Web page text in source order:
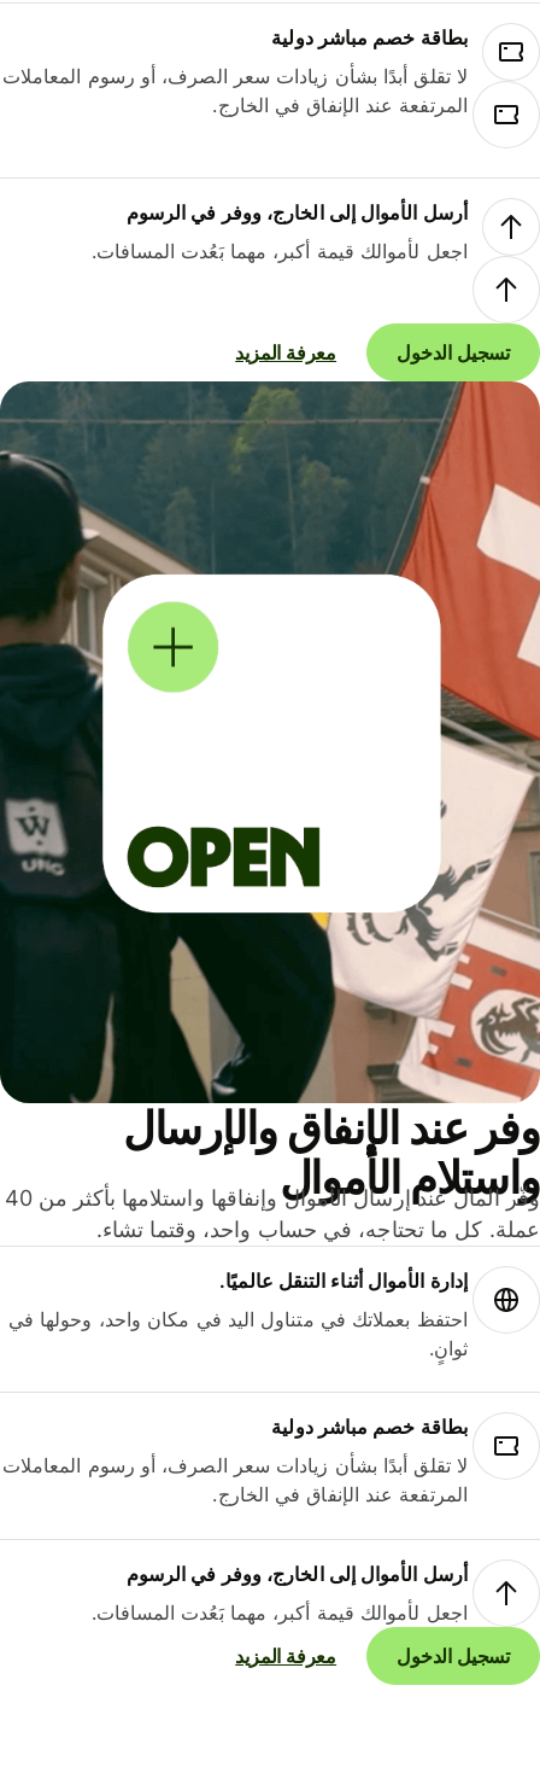
بطاقة خصم مباشر دولية
لا تقلق أبدًا بشأن زيادات سعر الصرف، أو رسوم المعاملات
المرتفعة عند الإنفاق في الخارج.
أرسل الأموال إلى الخارج، ووفر في الرسوم
اجعل لأموالك قيمة أكبر، مهما بَعُدت المسافات.
تسجيل الدخول معرفة المزيد
عند الإنفاق والإرسال
الأموال
وفّر المال عند إرسال الأموال وإنفاقها واستلامها بأكثر من 40
كل ما تحتاجه، في حساب واحد، وقتما تشاء.
إدارة الأموال أثناء التنقل عالميًا.
احتفظ بعملاتك في متناول اليد في مكان واحد، وحولها في
ثوانٍ.
بطاقة خصم مباشر دولية
لا تقلق أبدًا بشأن زيادات سعر الصرف، أو رسوم المعاملات
المرتفعة عند الإنفاق في الخارج.
أرسل الأموال إلى الخارج، ووفر في الرسوم
اجعل لأموالك قيمة أكبر، مهما بَعُدت المسافات.
تسجيل الدخول
معرفة المزيد